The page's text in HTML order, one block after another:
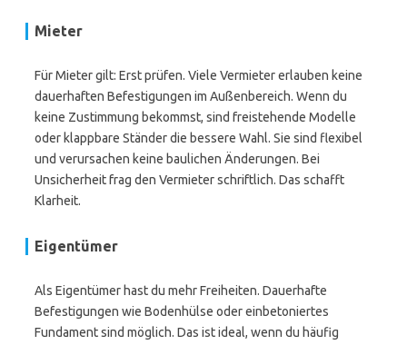
Mieter
Für Mieter gilt: Erst prüfen. Viele Vermieter erlauben keine
dauerhaften Befestigungen im Außenbereich. Wenn du
keine Zustimmung bekommst, sind freistehende Modelle
oder klappbare Ständer die bessere Wahl. Sie sind flexibel
und verursachen keine baulichen Änderungen. Bei
Unsicherheit frag den Vermieter schriftlich. Das schafft
Klarheit.
Eigentümer
Als Eigentümer hast du mehr Freiheiten. Dauerhafte
Befestigungen wie Bodenhülse oder einbetoniertes
Fundament sind möglich. Das ist ideal, wenn du häufig